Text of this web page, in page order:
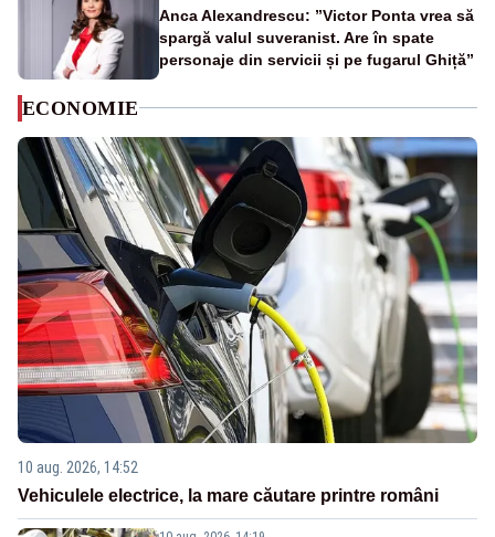
Anca Alexandrescu: ”Victor Ponta vrea să
spargă valul suveranist. Are în spate
personaje din servicii și pe fugarul Ghiță”
ECONOMIE
10 aug. 2026, 14:52
Vehiculele electrice, la mare căutare printre români